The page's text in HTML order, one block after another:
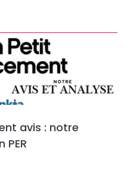
avis : notre